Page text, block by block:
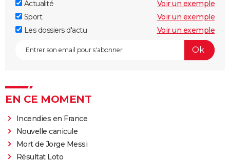
Actualité
Voir un exemple
Sport
Voir un exemple
Les dossiers d'actu
Voir un exemple
EN CE MOMENT
Incendies en France
Nouvelle canicule
Mort de Jorge Messi
Résultat Loto